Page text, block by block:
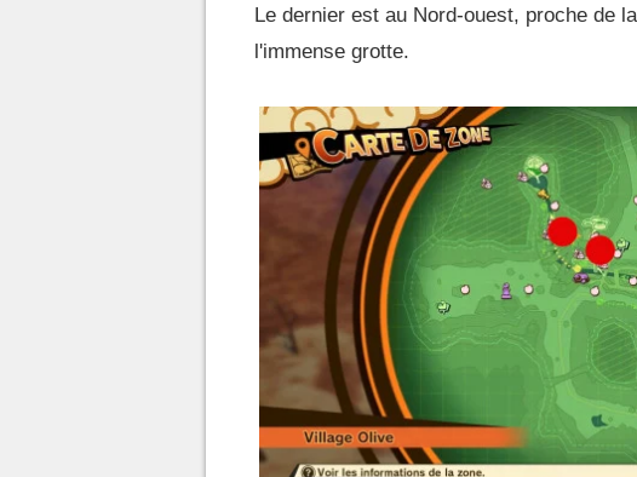
Le dernier est au Nord-ouest, proche de
l'immense grotte.